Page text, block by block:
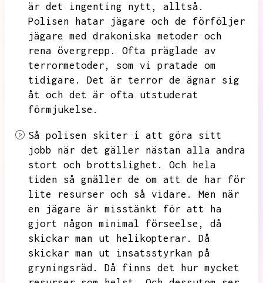
är det ingenting nytt,
alltså.
Polisen hatar jägare och de förföljer
jägare med drakoniska metoder och
rena övergrepp.
Ofta präglade av
terrormetoder,
som vi pratade om
tidigare.
Det är terror de ägnar sig
åt och det är ofta utstuderat
förmjukelse.
Så polisen skiter i att göra sitt
jobb när det gäller nästan alla andra
stort och brottslighet.
Och hela
tiden så gnäller de om att de har för
lite resurser och så vidare.
Men när
en jägare är misstänkt för att ha
gjort någon minimal förseelse,
då
skickar man ut helikopterar.
Då
skickar man ut insatsstyrkan på
gryningsräd.
Då finns det hur mycket